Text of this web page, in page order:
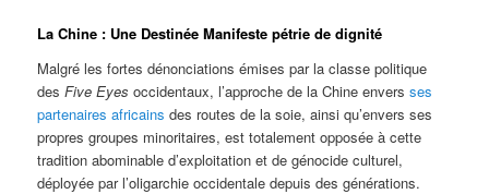
La Chine : Une Destinée Manifeste pétrie de dignité
Malgré les fortes dénonciations émises par la classe politique
desFive Eyes occidentaux, l’approche de la Chine enversses
partenaires africains des routes de la soie, ainsi qu’envers ses
propres groupes minoritaires, est totalement opposée à cette
tradition abominable d’exploitation et de génocide culturel,
déployée par l’oligarchie occidentale depuis des générations.